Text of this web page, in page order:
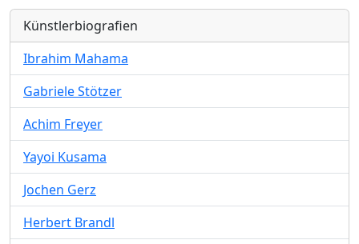
Künstlerbiografien
Ibrahim Mahama
Gabriele Stötzer
Achim Freyer
Yayoi Kusama
Jochen Gerz
Herbert Brandl